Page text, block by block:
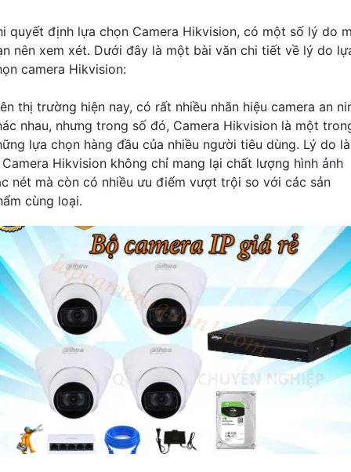
quyết định lựa chọn Camera Hikvision, có một số lý do
nên xem xét. Dưới đây là một bài văn chi tiết về lý do
camera Hikvision:
thị trường hiện nay, có rất nhiều nhãn hiệu camera an
nhau, nhưng trong số đó, Camera Hikvision là một
lựa chọn hàng đầu của nhiều người tiêu dùng. Lý do là
Hikvision không chỉ mang lại chất lượng hình ảnh
nét mà còn có nhiều ưu điểm vượt trội so với các sản
cùng loại.